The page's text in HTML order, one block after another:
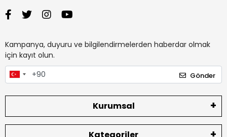
Kampanya, duyuru ve bilgilendirmelerden haberdar olmak
için kayıt olun.
Gönder
Kurumsal